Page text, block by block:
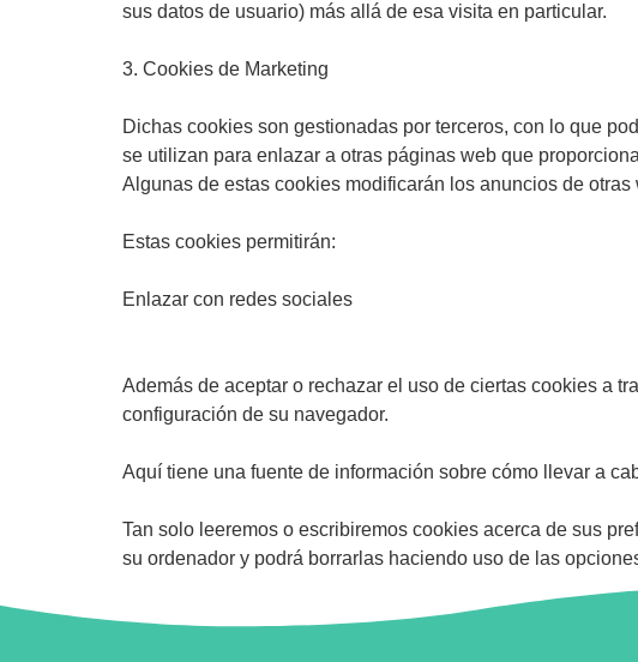
sus datos de usuario) más allá de esa visita en particular.
3. Cookies de Marketing
Dichas cookies son gestionadas por terceros, con lo que
se utilizan para enlazar a otras páginas web que
Algunas de estas cookies modificarán los anuncios de
Estas cookies permitirán:
Enlazar con redes sociales
Además de aceptar o rechazar el uso de ciertas cookies a
configuración de su navegador.
Aquí tiene una fuente de información sobre cómo llevar a
Tan solo leeremos o escribiremos cookies acerca de sus
su ordenador y podrá borrarlas haciendo uso de las